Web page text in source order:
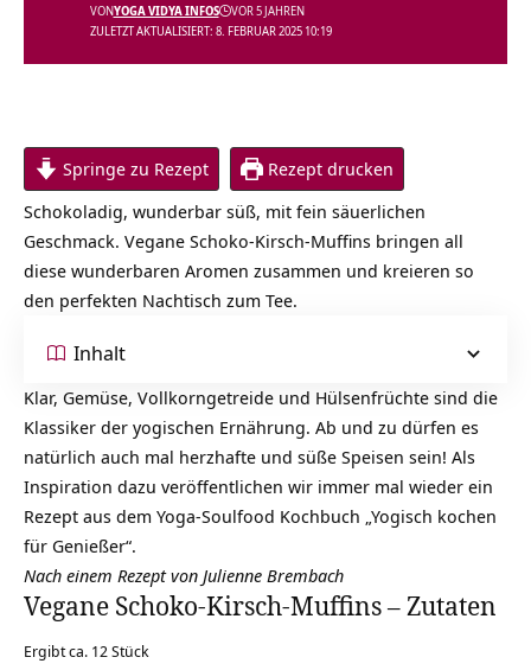
ZULETZT AKTUALISIERT: 8. FEBRUAR 2025 10:19
VONYOGA VIDYA INFOS VOR 5 JAHREN
Springe zu Rezept
Rezept drucken
Schokoladig, wunderbar süß, mit fein säuerlichen
Geschmack. Vegane Schoko-Kirsch-Muffins bringen all
diese wunderbaren Aromen zusammen und kreieren so
den perfekten Nachtisch zum Tee.
Inhalt
Klar, Gemüse, Vollkorngetreide und Hülsenfrüchte sind die
Klassiker der yogischen Ernährung. Ab und zu dürfen es
natürlich auch mal herzhafte und süße Speisen sein! Als
Inspiration dazu veröffentlichen wir immer mal wieder ein
Rezept aus dem Yoga-Soulfood Kochbuch „Yogisch kochen
für Genießer“.
Nach einem Rezept von Julienne Brembach
Vegane Schoko-Kirsch-Muffins – Zutaten
Ergibt ca. 12 Stück